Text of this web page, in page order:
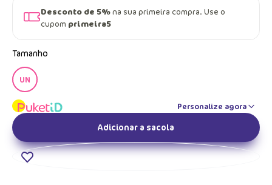
Desconto de 5%na sua primeira compra. Use o
cupom primeira5
Tamanho
UN
Personalize agora
Adicionar a sacola